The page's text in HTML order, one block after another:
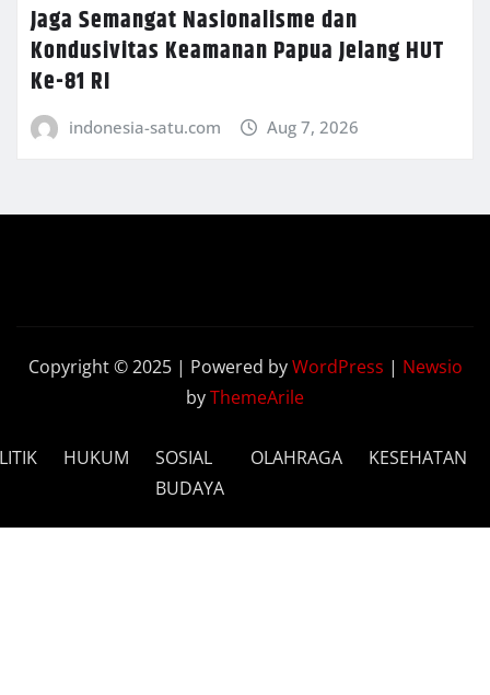
Jaga Semangat Nasionalisme dan
Kondusivitas Keamanan Papua Jelang HUT
Ke-81 RI
indonesia-satu.com Aug 7, 2026
Copyright © 2025 | Powered byWordPress | Newsio
byThemeArile
HUKUM
SOSIAL
BUDAYA
OLAHRAGA KESEHATAN